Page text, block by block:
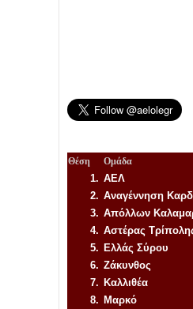
Θέση Ομάδα
1. ΑΕΛ
2. Αναγέννηση
3. Απόλλων
4. Αστέρας
5. Ελλάς Σύρου
6. Ζάκυνθος
7. Καλλιθέα
8. Μαρκό